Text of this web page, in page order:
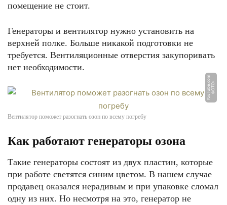
помещение не стоит.
Генераторы и вентилятор нужно установить на
верхней полке. Больше никакой подготовки не
требуется. Вентиляционные отверстия закупоривать
нет необходимости.
Ф
О
Т
О:
Y
o
u
T
u
b
e.
c
o
m
Вентилятор поможет разогнать озон по всему погребу
Как работают генераторы озона
Такие генераторы состоят из двух пластин, которые
при работе светятся синим цветом. В нашем случае
продавец оказался нерадивым и при упаковке сломал
одну из них. Но несмотря на это, генератор не